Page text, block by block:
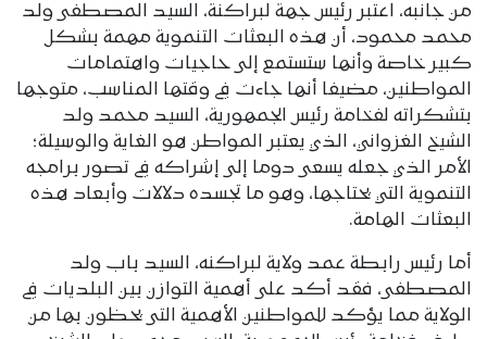
من جانبه، اعتبر رئيس جهة لبراكنة، السيد المصطفى ولد
محمد محمود، أن هذه البعثات التنموية مهمة بشكل
كبير خاصة وأنها ستستمع إلى حاجيات واهتمامات
المواطنين، مضيفا أنها جاءت في وقتها المناسب، متوجها
بتشكراته لفخامة رئيس الجمهورية، السيد محمد ولد
الشيخ الغزواني، الذي يعتبر المواطن هو الغاية والوسيلة؛
الأمر الذي جعله يسعى دوما إلى إشراكه في تصور برامجه
التنموية التي يحتاجها، وهو ما تجسده دلالات وأبعاد هذه
البعثات الهامة.
أما رئيس رابطة عمد ولاية لبراكنه، السيد باب ولد
المصطفى، فقد أكد على أهمية التوازن بين البلديات في
الولاية مما يؤكد للمواطنين الأهمية التى يحظون بها من